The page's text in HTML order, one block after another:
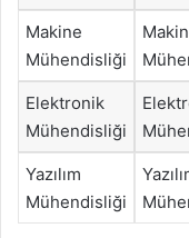
Makine
Mühendisliği
Elektronik
Mühendisliği
Yazılım
Mühendisliği